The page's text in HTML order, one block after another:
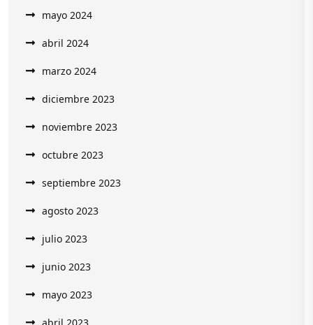
mayo 2024
abril 2024
marzo 2024
diciembre 2023
noviembre 2023
octubre 2023
septiembre 2023
agosto 2023
julio 2023
junio 2023
mayo 2023